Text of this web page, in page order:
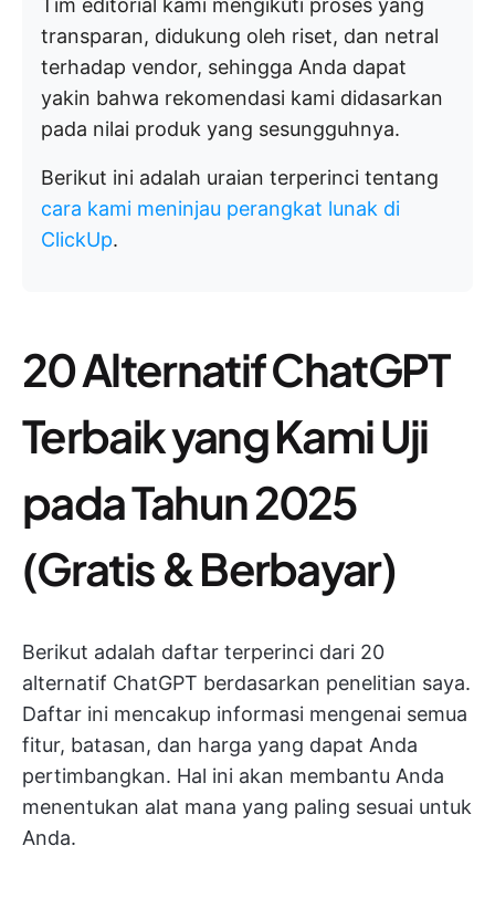
Tim editorial kami mengikuti proses yang
transparan, didukung oleh riset, dan netral
terhadap vendor, sehingga Anda dapat
yakin bahwa rekomendasi kami didasarkan
pada nilai produk yang sesungguhnya.
Berikut ini adalah uraian terperinci tentang
cara kami meninjau perangkat lunak di
ClickUp.
20 Alternatif ChatGPT
Terbaik yang Kami Uji
pada Tahun 2025
(Gratis & Berbayar)
Berikut adalah daftar terperinci dari 20
alternatif ChatGPT berdasarkan penelitian saya.
Daftar ini mencakup informasi mengenai semua
fitur, batasan, dan harga yang dapat Anda
pertimbangkan. Hal ini akan membantu Anda
menentukan alat mana yang paling sesuai untuk
Anda.